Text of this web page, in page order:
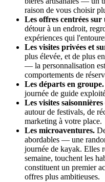
raison de vous choisir
Les offres centrées
détour à un endroit,
expériences qui
Les visites privées et
plus élevée, et de plus
— la personnalisation
comportements de
Les départs en groupe.
journée de guide
Les visites
autour de festivals, de
marketing à votre place.
Les microaventures.
abordables — une
journée de kayak. Elles
semaine, touchent les
constituent un premier
offres plus ambitieuses.